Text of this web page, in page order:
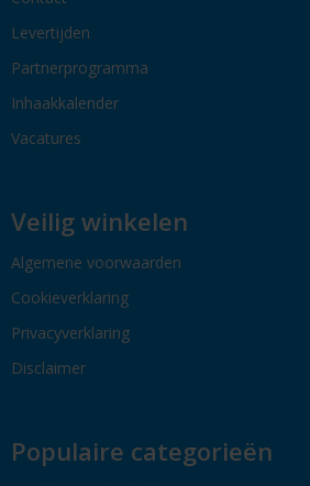
Levertijden
Partnerprogramma
Inhaakkalender
Vacatures
Veilig winkelen
Algemene voorwaarden
Cookieverklaring
Privacyverklaring
Disclaimer
Populaire categorieën